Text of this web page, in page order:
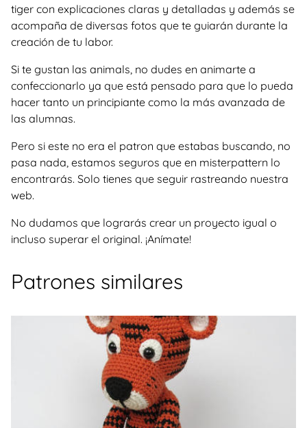
tiger con explicaciones claras y detalladas y además se
acompaña de diversas fotos que te guiarán durante la
creación de tu labor.
Si te gustan las animals, no dudes en animarte a
confeccionarlo ya que está pensado para que lo pueda
hacer tanto un principiante como la más avanzada de
las alumnas.
Pero si este no era el patron que estabas buscando, no
pasa nada, estamos seguros que en misterpattern lo
encontrarás. Solo tienes que seguir rastreando nuestra
web.
No dudamos que lograrás crear un proyecto igual o
incluso superar el original. ¡Anímate!
Patrones similares